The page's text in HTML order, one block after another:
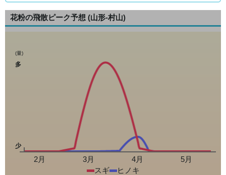
花粉の飛散ピーク予想 (山形-村山)
(量)
多
少
2月 3月 4月
5月
スギ
ヒノキ